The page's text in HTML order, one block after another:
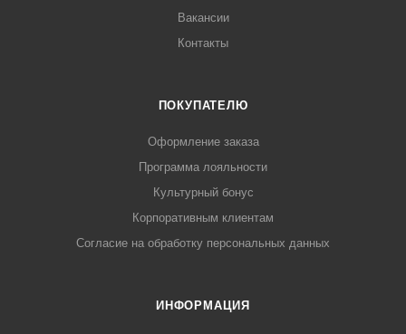
Вакансии
Контакты
ПОКУПАТЕЛЮ
Оформление заказа
Программа лояльности
Культурный бонус
Корпоративным клиентам
Согласие на обработку персональных данных
ИНФОРМАЦИЯ